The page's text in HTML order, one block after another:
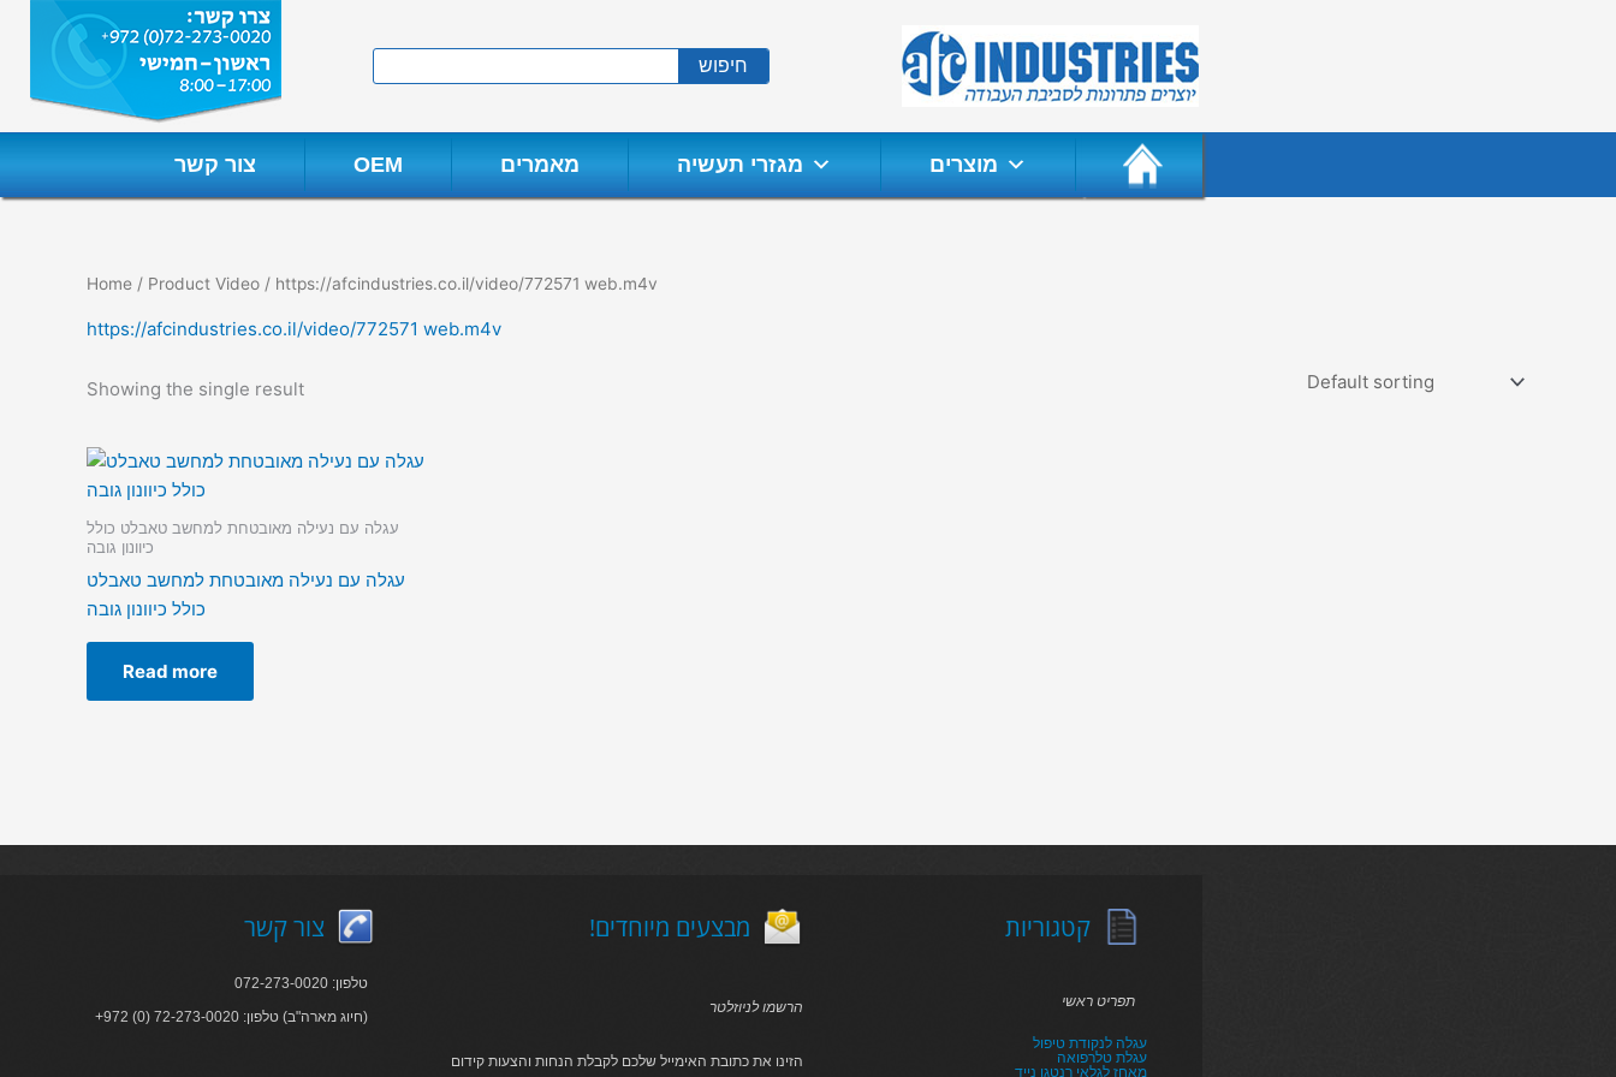
content
חיפוש
צור קשר OEM מאמרים מגזרי תעשיה מוצרים
Home / Product Video / https://afcindustries.co.il/video/772571 web.m4v
https://afcindustries.co.il/video/772571 web.m4v
Showing the single result
עגלה עם נעילה מאובטחת למחשב טאבלט כולל
כיוונון גובה
עגלה עם נעילה מאובטחת למחשב טאבלט
כולל כיוונון גובה
Read more
צור קשר
טלפון: 072-273-0020
+972 (0) 72-273-0020 :חיוג מארה"ב) טלפון)
!מבצעים מיוחדים
הרשמו לניוזלטר
הזינו את כתובת האימייל שלכם לקבלת הנחות והצעות קידום
קטגוריות
תפריט ראשי
עגלה לנקודת טיפול
עגלת טלרפואה
מאחז לגלאי רנטגן נייד